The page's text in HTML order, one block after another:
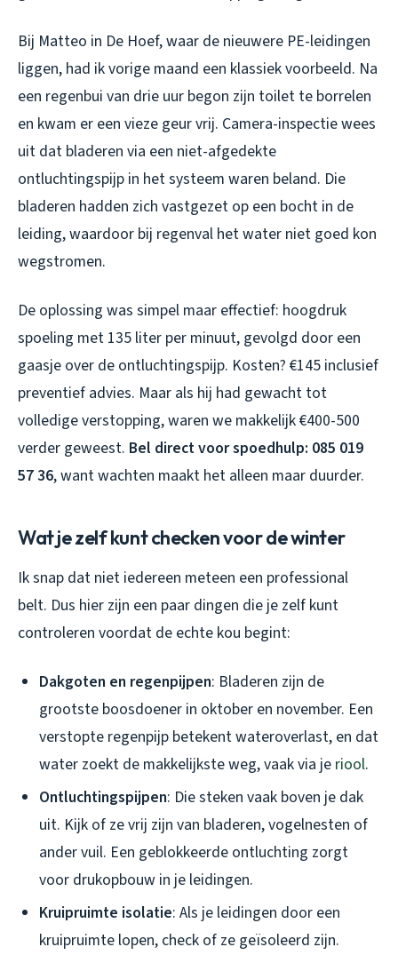
Bij Matteo in De Hoef, waar de nieuwere PE-leidingen
liggen, had ik vorige maand een klassiek voorbeeld. Na
een regenbui van drie uur begon zijn toilet te borrelen
en kwam er een vieze geur vrij. Camera-inspectie wees
uit dat bladeren via een niet-afgedekte
ontluchtingspijp in het systeem waren beland. Die
bladeren hadden zich vastgezet op een bocht in de
leiding, waardoor bij regenval het water niet goed kon
wegstromen.
De oplossing was simpel maar effectief: hoogdruk
spoeling met 135 liter per minuut, gevolgd door een
gaasje over de ontluchtingspijp. Kosten? €145 inclusief
preventief advies. Maar als hij had gewacht tot
volledige verstopping, waren we makkelijk €400-500
verder geweest. Bel direct voor spoedhulp: 085 019
57 36, want wachten maakt het alleen maar duurder.
Wat je zelf kunt checken voor de winter
Ik snap dat niet iedereen meteen een professional
belt. Dus hier zijn een paar dingen die je zelf kunt
controleren voordat de echte kou begint:
Dakgoten en regenpijpen: Bladeren zijn de
grootste boosdoener in oktober en november. Een
verstopte regenpijp betekent wateroverlast, en dat
water zoekt de makkelijkste weg, vaak via je riool.
Ontluchtingspijpen: Die steken vaak boven je dak
uit. Kijk of ze vrij zijn van bladeren, vogelnesten of
ander vuil. Een geblokkeerde ontluchting zorgt
voor drukopbouw in je leidingen.
Kruipruimte isolatie: Als je leidingen door een
kruipruimte lopen, check of ze geïsoleerd zijn.